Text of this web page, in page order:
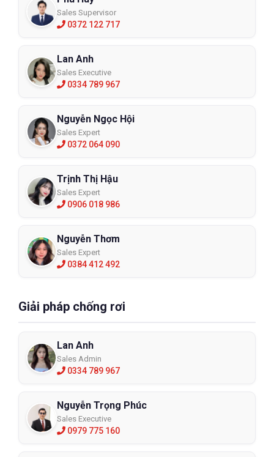
Sales Supervisor
0372 122 717
Lan Anh
Sales Executive
0334 789 967
Nguyễn Ngọc Hội
Sales Expert
0372 064 090
Trịnh Thị Hậu
Sales Expert
0906 018 986
Nguyễn Thơm
Sales Expert
0384 412 492
Giải pháp chống rơi
Lan Anh
Sales Admin
0334 789 967
Nguyễn Trọng Phúc
Sales Executive
0979 775 160